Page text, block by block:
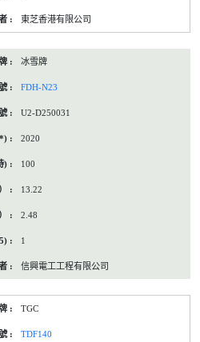
東芝香港有限公司
冰雪牌
FDH-N23
U2-D250031
2020
100
13.22
2.48
1
信興電工工程有限公司
TGC
TDF140